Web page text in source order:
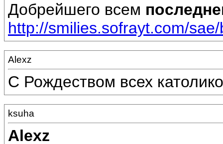
Добрейшего всем
http://smilies.sofrayt.com/
Alexz
C Рождеством всех
ksuha
Alexz